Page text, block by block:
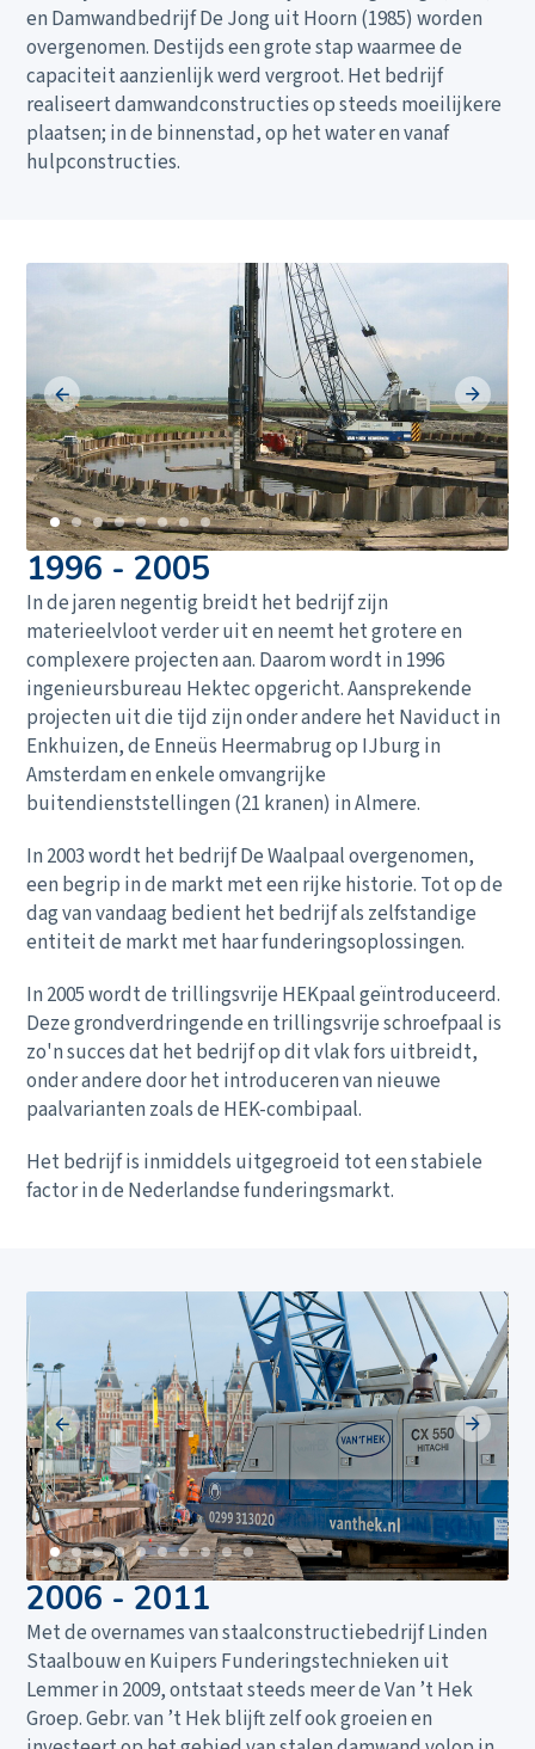
en Damwandbedrijf De Jong uit Hoorn (1985) worden
overgenomen. Destijds een grote stap waarmee de
capaciteit aanzienlijk werd vergroot. Het bedrijf
realiseert damwandconstructies op steeds moeilijkere
plaatsen; in de binnenstad, op het water en vanaf
hulpconstructies.
1996 - 2005
In de jaren negentig breidt het bedrijf zijn
materieelvloot verder uit en neemt het grotere en
complexere projecten aan. Daarom wordt in 1996
ingenieursbureau Hektec opgericht. Aansprekende
projecten uit die tijd zijn onder andere het Naviduct in
Enkhuizen, de Enneüs Heermabrug op IJburg in
Amsterdam en enkele omvangrijke
buitendienststellingen (21 kranen) in Almere.
In 2003 wordt het bedrijf De Waalpaal overgenomen,
een begrip in de markt met een rijke historie. Tot op de
dag van vandaag bedient het bedrijf als zelfstandige
entiteit de markt met haar funderingsoplossingen.
In 2005 wordt de trillingsvrije HEKpaal geïntroduceerd.
Deze grondverdringende en trillingsvrije schroefpaal is
zo'n succes dat het bedrijf op dit vlak fors uitbreidt,
onder andere door het introduceren van nieuwe
paalvarianten zoals de HEK-combipaal.
Het bedrijf is inmiddels uitgegroeid tot een stabiele
factor in de Nederlandse funderingsmarkt.
2006 - 2011
Met de overnames van staalconstructiebedrijf Linden
Staalbouw en Kuipers Funderingstechnieken uit
Lemmer in 2009, ontstaat steeds meer de Van ’t Hek
Groep. Gebr. van ’t Hek blijft zelf ook groeien en